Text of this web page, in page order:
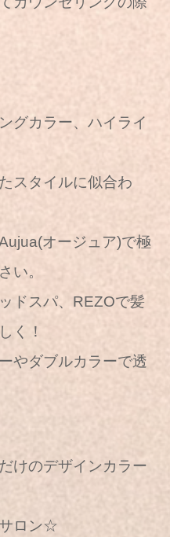
グカラー、ハイライ
スタイルに似合わ
オージュア)で極
い。
ドスパ、REZOで髪
く！
やダブルカラーで透
けのデザインカラー
ロン☆